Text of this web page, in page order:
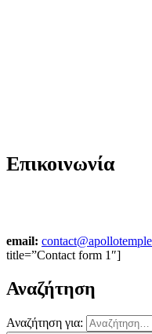
Επικοινωνία
email:
title=”Contact form 1″]
Αναζήτηση
Αναζήτηση για: